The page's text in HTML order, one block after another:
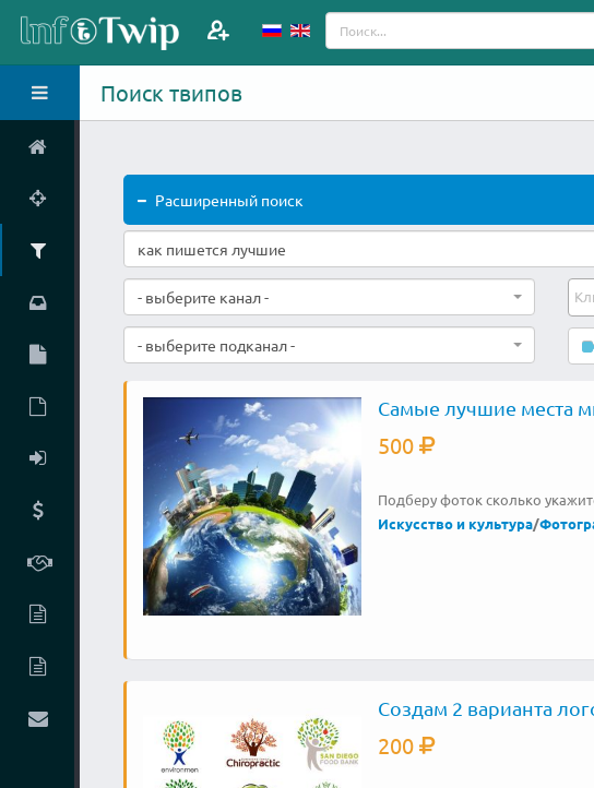
Поиск твипов
Расширенный поиск
- выберите канал -
- выберите подканал -
Самые лучшие места
500
Подберу фоток сколько
Искусство и культура/
Создам 2 варианта
200